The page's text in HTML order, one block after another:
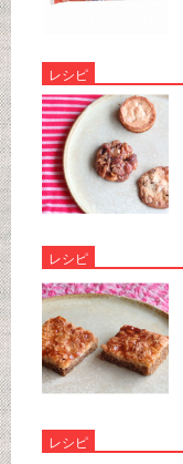
レシピ
レシピ
レシピ